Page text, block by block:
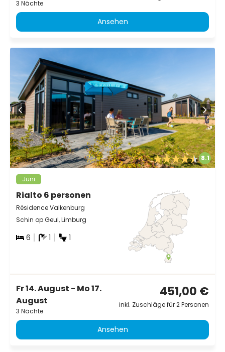
3 Nächte
Ansehen
8.1
Juni
Rialto 6 personen
Résidence Valkenburg
Schin op Geul, Limburg
6 1 1
Fr 14. August - Mo 17.
August
3 Nächte
451,00 €
inkl. Zuschläge für 2 Personen
Ansehen